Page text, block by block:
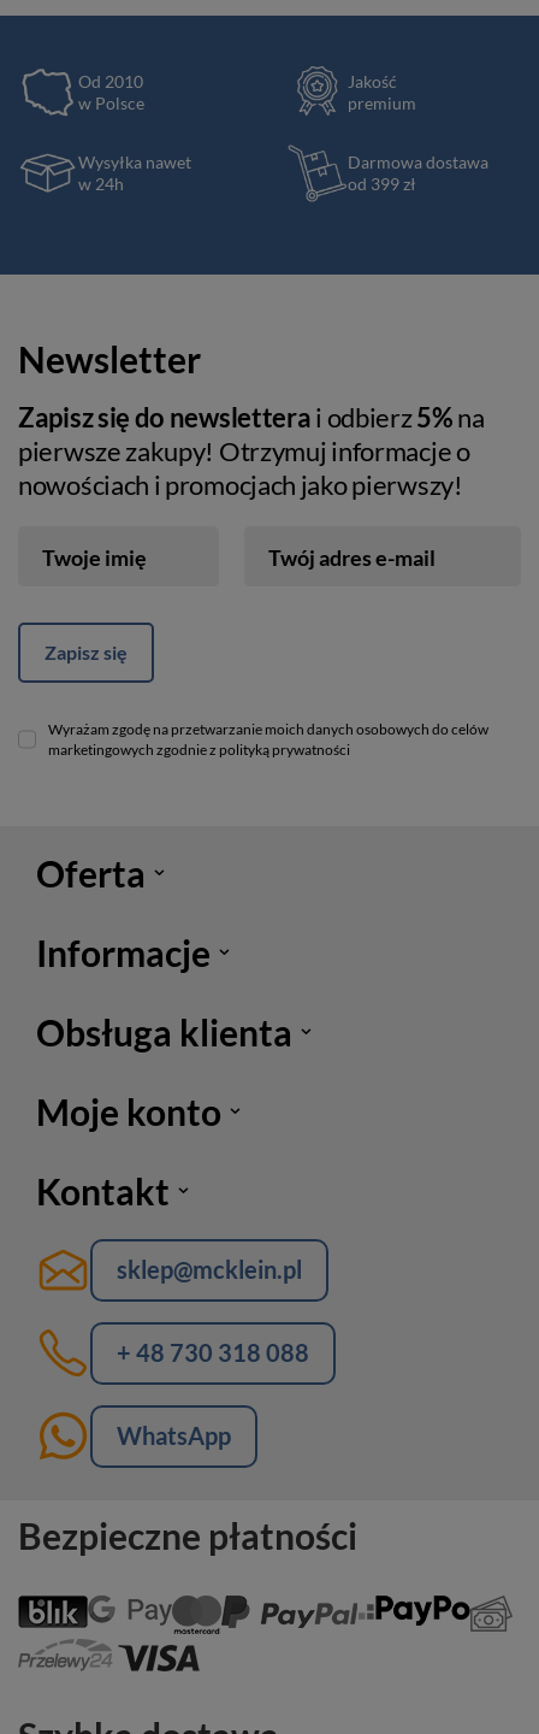
Od 2010
w Polsce
Jakość
premium
Wysyłka nawet
w 24h
Darmowa dostawa
od 399 zł
Newsletter
Zapisz się do newsletterai odbierz5%na
pierwsze zakupy! Otrzymuj informacje o
nowościach i promocjach jako pierwszy!
Twoje imię Twój adres e-mail
Zapisz się
Wyrażam zgodę na przetwarzanie moich danych osobowych do celów
marketingowych zgodnie z polityką prywatności
Oferta
Informacje
Obsługa klienta
Moje konto
Kontakt
sklep@mcklein.pl
+ 48 730 318 088
WhatsApp
Bezpieczne płatności